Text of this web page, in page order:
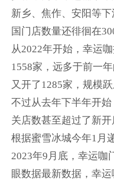
新乡、焦作、安阳等
国门店数量还徘徊在
从2022年开始，幸运
1558家，远多于前一
又开了1285家，规模跃
不过从去年下半年开
关店数甚至超过了新开
根据蜜雪冰城今年1月
2023年9月底，幸运咖
眼数据最新数据，幸